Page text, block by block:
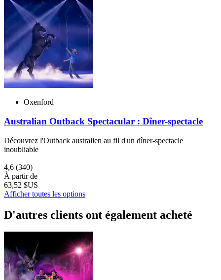
Oxenford
Australian Outback Spectacular : Dîner-spectacle
Découvrez l'Outback australien au fil d'un dîner-spectacle
inoubliable
4,6 (340)
À partir de
63,52 $US
Afficher toutes les options
D'autres clients ont également acheté